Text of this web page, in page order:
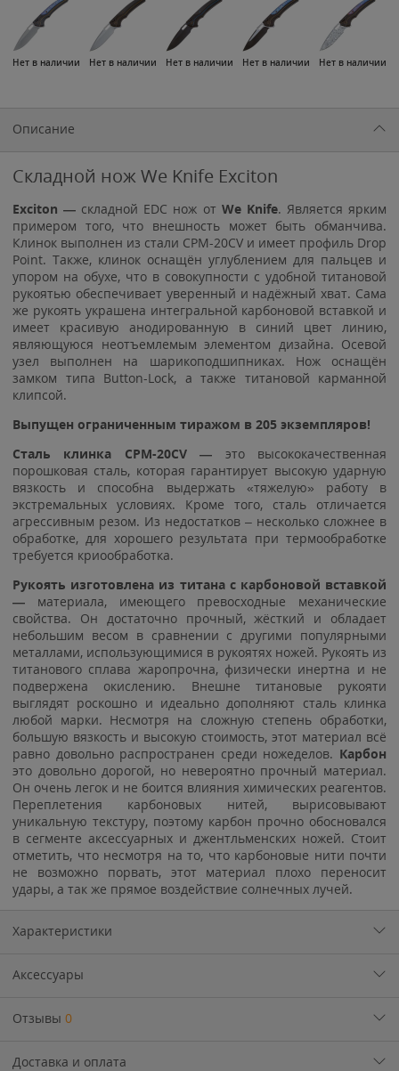
Нет в наличии Нет в наличии Нет в наличии Нет в наличии Нет в наличии
Описание
Складной нож We Knife Exciton
Exciton — складной EDC нож от We Knife. Является ярким
примером того, что внешность может быть обманчива.
Клинок выполнен из стали CPM-20CV и имеет профиль Drop
Point. Также, клинок оснащён углублением для пальцев и
упором на обухе, что в совокупности с удобной титановой
рукоятью обеспечивает уверенный и надёжный хват. Сама
же рукоять украшена интегральной карбоновой вставкой и
имеет красивую анодированную в синий цвет линию,
являющуюся неотъемлемым элементом дизайна. Осевой
узел выполнен на шарикоподшипниках. Нож оснащён
замком типа Button-Lock, а также титановой карманной
клипсой.
Выпущен ограниченным тиражом в 205 экземпляров!
Сталь клинка CPM-20CV — это высококачественная
порошковая сталь, которая гарантирует высокую ударную
вязкость и способна выдержать «тяжелую» работу в
экстремальных условиях. Кроме того, сталь отличается
агрессивным резом. Из недостатков – несколько сложнее в
обработке, для хорошего результата при термообработке
требуется криообработка.
Рукоять изготовлена из титана с карбоновой вставкой
— материала, имеющего превосходные механические
свойства. Он достаточно прочный, жёсткий и обладает
небольшим весом в сравнении с другими популярными
металлами, использующимися в рукоятях ножей. Рукоять из
титанового сплава жаропрочна, физически инертна и не
подвержена окислению. Внешне титановые рукояти
выглядят роскошно и идеально дополняют сталь клинка
любой марки. Несмотря на сложную степень обработки,
большую вязкость и высокую стоимость, этот материал всё
равно довольно распространен среди ножеделов. Карбон
это довольно дорогой, но невероятно прочный материал.
Он очень легок и не боится влияния химических реагентов.
Переплетения карбоновых нитей, вырисовывают
уникальную текстуру, поэтому карбон прочно обосновался
в сегменте аксессуарных и джентльменских ножей. Стоит
отметить, что несмотря на то, что карбоновые нити почти
не возможно порвать, этот материал плохо переносит
удары, а так же прямое воздействие солнечных лучей.
Характеристики
Аксессуары
Отзывы 0
Доставка и оплата